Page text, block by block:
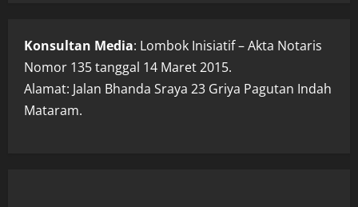
Konsultan Media: Lombok Inisiatif – Akta Notaris
Nomor 135 tanggal 14 Maret 2015.
Alamat: Jalan Bhanda Sraya 23 Griya Pagutan Indah
Mataram.